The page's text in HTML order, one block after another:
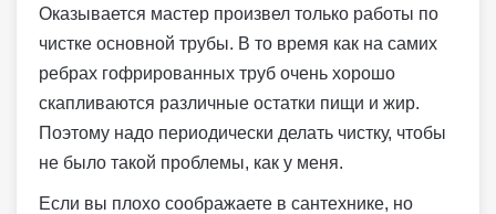
Оказывается мастер произвел только работы по
чистке основной трубы. В то время как на самих
ребрах гофрированных труб очень хорошо
скапливаются различные остатки пищи и жир.
Поэтому надо периодически делать чистку, чтобы
не было такой проблемы, как у меня.
Если вы плохо соображаете в сантехнике, но